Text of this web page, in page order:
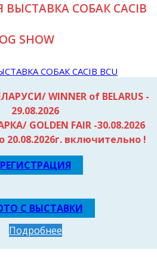
Клепикова М., вл Тужилина М. &
СОБАК CACIB
SHOW
WINNER of BELARUS -
29.08.2026
GOLDEN FAIR -30.08.2026
20.08.2026г. включительно !
РЕГИСТРАЦИЯ
С ВЫСТАВКИ
Подробнее